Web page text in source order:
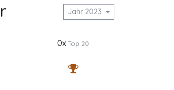
Jahr 2023
0xTop 20